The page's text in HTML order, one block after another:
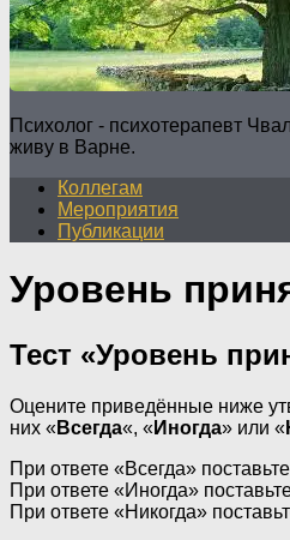
Психолог - психотерапевт
живу в Варне.
Коллегам
Мероприятия
Публикации
Уровень
Тест «Уровень
Оцените приведённые ниже
них « Всегда«, « Иногда» или «
При ответе «Всегда»
При ответе «Иногда»
При ответе «Никогда»